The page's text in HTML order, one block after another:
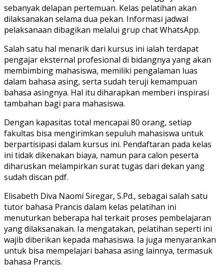
sebanyak delapan pertemuan. Kelas pelatihan akan
dilaksanakan selama dua pekan. Informasi jadwal
pelaksanaan dibagikan melalui grup chat WhatsApp.
Salah satu hal menarik dari kursus ini ialah terdapat
pengajar eksternal profesional di bidangnya yang akan
membimbing mahasiswa, memiliki pengalaman luas
dalam bahasa asing, serta sudah teruji kemampuan
bahasa asingnya. Hal itu diharapkan memberi inspirasi
tambahan bagi para mahasiswa.
Dengan kapasitas total mencapai 80 orang, setiap
fakultas bisa mengirimkan sepuluh mahasiswa untuk
berpartisipasi dalam kursus ini. Pendaftaran pada kelas
ini tidak dikenakan biaya, namun para calon peserta
diharuskan melampirkan surat tugas dari dekan yang
sudah discan pdf.
Elisabeth Diva Naomi Siregar, S.Pd., sebagai salah satu
tutor bahasa Prancis dalam kelas pelatihan ini
menuturkan beberapa hal terkait proses pembelajaran
yang dilaksanakan. Ia mengatakan, pelatihan seperti ini
wajib diberikan kepada mahasiswa. Ia juga menyarankan
untuk bisa mempelajari bahasa asing lainnya, termasuk
bahasa Prancis.